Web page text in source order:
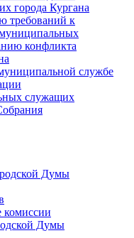
города Кургана
требований к
конфликта
службе
служащих
Думы
комиссии
Думы